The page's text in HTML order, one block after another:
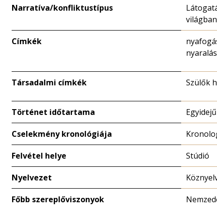
Narratíva/konfliktustípus
világban
Címkék
nyaralás
Társadalmi címkék Szülők
Történet időtartama
Cselekmény kronológiája
Felvétel helye Stúdió
Nyelvezet
Főbb szereplőviszonyok